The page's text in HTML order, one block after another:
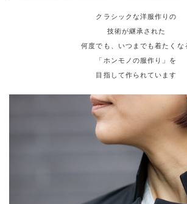
クラシックな洋服作りの
技術が継承された
何度でも、いつまでも着たくな
「ホンモノの服作り」を
目指して作られています